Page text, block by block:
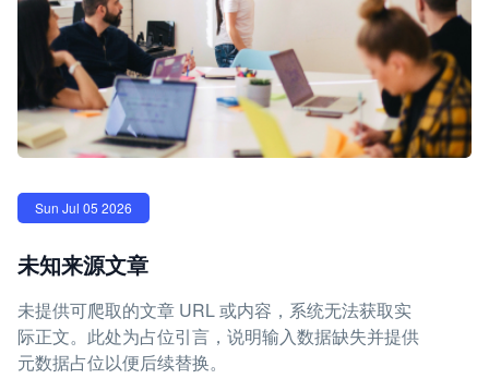
Sun Jul 05 2026
未知来源文章
未提供可爬取的文章 URL 或内容，系统无法获取实
际正文。此处为占位引言，说明输入数据缺失并提供
元数据占位以便后续替换。